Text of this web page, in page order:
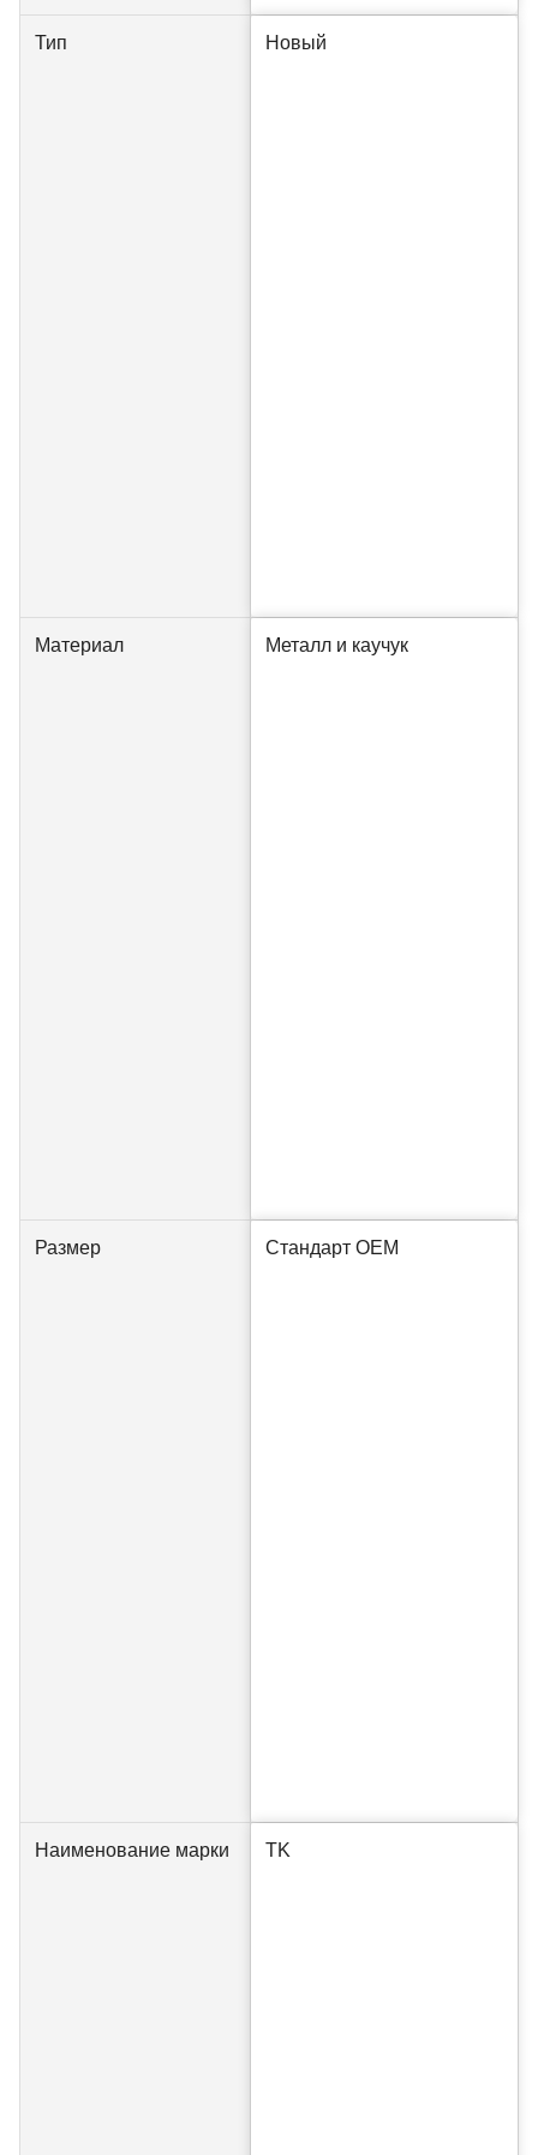
Тип Новый
Материал Металл и каучук
Размер Стандарт OEM
Наименование марки TK